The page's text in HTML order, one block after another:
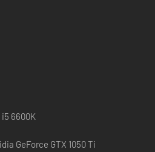
i5 6600K
GeForce GTX 1050 Ti